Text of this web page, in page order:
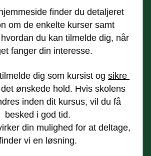
finder du detaljeret
om de enkelte kurser samt
du kan tilmelde dig, når
fanger din interesse.
dig som kursist og sikre
ønskede hold. Hvis skolens
inden dit kursus, vil du få
besked i god tid.
din mulighed for at deltage,
vi en løsning.